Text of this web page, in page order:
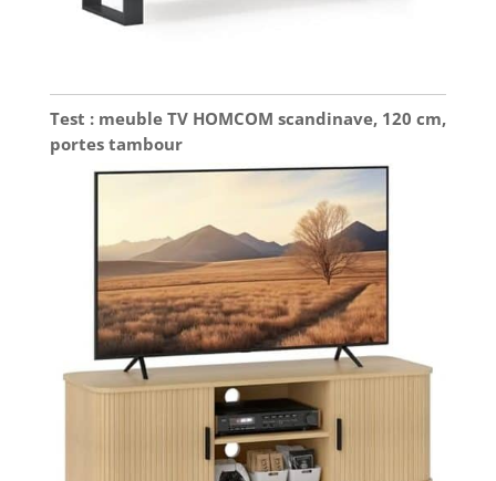
Test : meuble TV HOMCOM scandinave, 120 cm,
portes tambour